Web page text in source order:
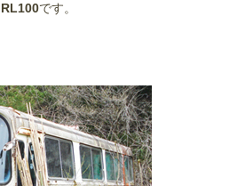
RL100です。